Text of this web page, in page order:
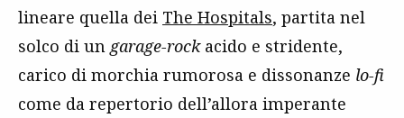
lineare quella dei The Hospitals, partita nel
solco di un garage-rockacido e stridente,
carico di morchia rumorosa e dissonanze lo-fi
come da repertorio dell’allora imperante